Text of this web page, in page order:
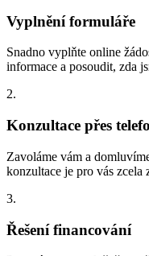
Vyplnění formuláře
Snadno vyplňte online
informace a posoudit, zda
2.
Konzultace přes
Zavoláme vám a
konzultace je pro vás zcela
3.
Řešení financování